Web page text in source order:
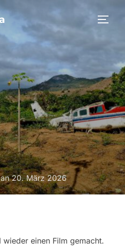
anVeröffentlicht
am
20. März 2026
einen Film gemacht.